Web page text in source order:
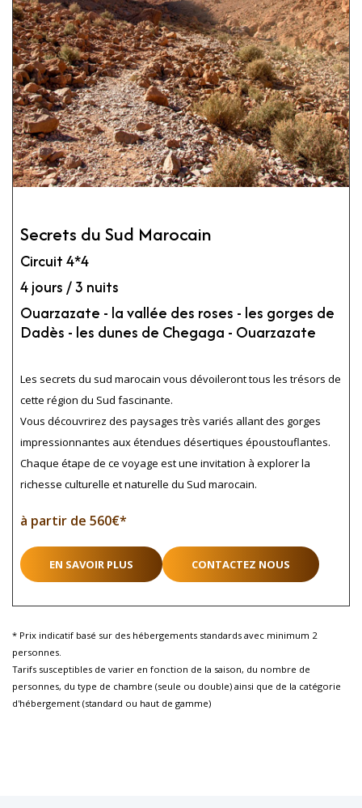
Secrets du Sud Marocain
Circuit 4*4
4 jours / 3 nuits
Ouarzazate - la vallée des roses - les gorges de
Dadès - les dunes de Chegaga - Ouarzazate
Les secrets du sud marocain vous dévoileront tous les trésors de
cette région du Sud fascinante.
Vous découvrirez des paysages très variés allant des gorges
impressionnantes aux étendues désertiques époustouflantes.
Chaque étape de ce voyage est une invitation à explorer la
richesse culturelle et naturelle du Sud marocain.
à partir de 560€*
EN SAVOIR PLUS CONTACTEZ NOUS
* Prix indicatif basé sur des hébergements standards avec minimum 2
personnes.
Tarifs susceptibles de varier en fonction de la saison, du nombre de
personnes, du type de chambre (seule ou double) ainsi que de la catégorie
d'hébergement (standard ou haut de gamme)